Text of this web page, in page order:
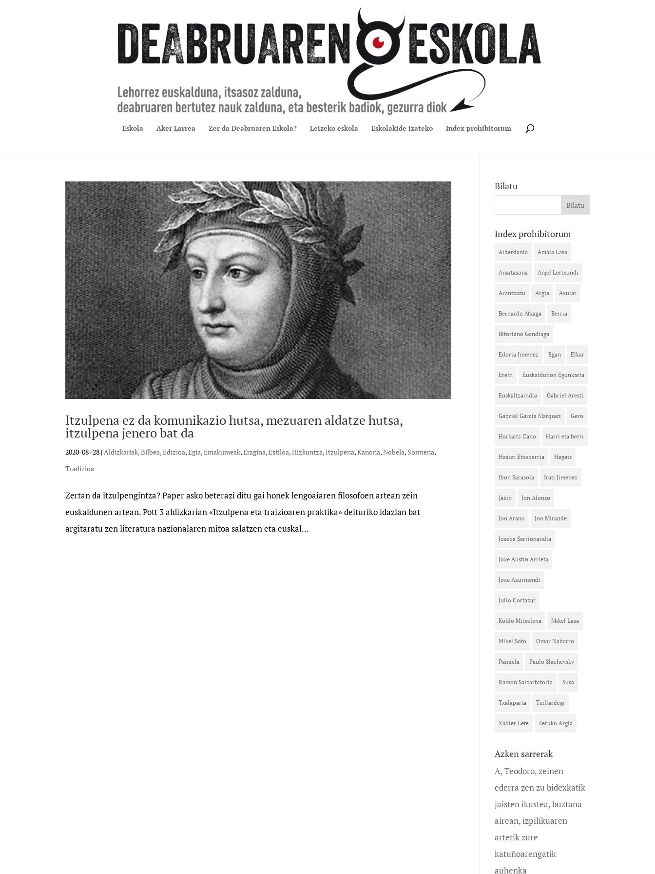
Eskola Aker Larrea Zer da Deabruaren Eskola? Leizeko eskola Eskolakide izateko Index prohibitorum
Itzulpena ez da komunikazio hutsa, mezuaren aldatze hutsa,
itzulpena jenero bat da
2020-08 -28 | Aldizkariak,Bilbea,Edizioa,Egia,Emakumeak,Eragina,Estiloa,Hizkuntza,Itzulpena,Kanona,Nobela, Sormena,
Tradizioa
Zertan da itzulpengintza? Paper asko beterazi ditu gai honek lengoaiaren filosofoen artean zein
euskaldunen artean. Pott 3 aldizkarian «Itzulpena eta traizioaren praktika» deituriko idazlan bat
argitaratu zen literatura nazionalaren mitoa salatzen eta euskal...
Bilatu
Index prohibitorum
Alberdania Amaia Lasa
Anaitasuna Anjel Lertxundi
Arantzazu Argia Axular
Bernardo Atxaga Berria
Bitoriano Gandiaga
Edorta Jimenez Egan Elkar
Erein Euskaldunon Egunkaria
Euskaltzaindia Gabriel Aresti
Gabriel Garcia Marquez Gero
Harkaitz Cano Harri eta herri
Hasier Etxeberria Hegats
Ibon Sarasola Irati Jimenez
Jakin Jon Alonso
Jon Arano Jon Mirande
Joseba Sarrionandia
Joxe Austin Arrieta
Joxe Azurmendi
Julio Cortazar
Koldo Mitxelena Mikel Lasa
Mikel Soto Omar Nabarro
Pamiela Paulo Slachevsky
Ramon Saizarbitoria Susa
Txalaparta Txillardegi
Xabier Lete Zeruko Argia
Azken sarrerak
A, Teodoro, zeinen
ederra zen zu bidexkatik
jaisten ikustea, buztana
airean, izpilikuaren
artetik zure
katuñoarengatik
auhenka